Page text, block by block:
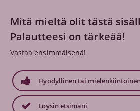
Mitä mieltä olit tästä
Palautteesi on tärkeää!
Vastaa ensimmäisenä!
Hyödyllinen tai
Löysin etsimäni